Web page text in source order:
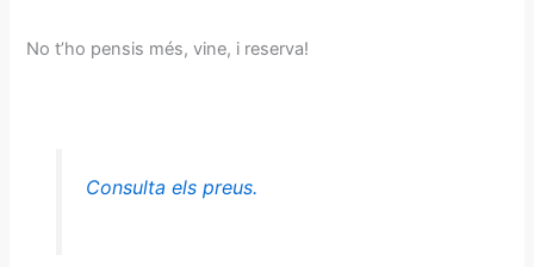
No t’ho pensis més, vine, i reserva!
Consulta els preus.